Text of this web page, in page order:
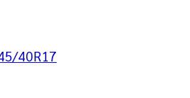
40R17